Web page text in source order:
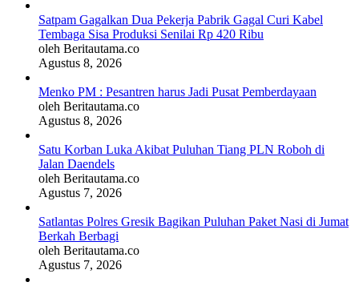
Satpam Gagalkan Dua Pekerja Pabrik Gagal Curi Kabel
Tembaga Sisa Produksi Senilai Rp 420 Ribu
oleh Beritautama.co
Agustus 8, 2026
Menko PM : Pesantren harus Jadi Pusat Pemberdayaan
oleh Beritautama.co
Agustus 8, 2026
Satu Korban Luka Akibat Puluhan Tiang PLN Roboh di
Jalan Daendels
oleh Beritautama.co
Agustus 7, 2026
Satlantas Polres Gresik Bagikan Puluhan Paket Nasi di Jumat
Berkah Berbagi
oleh Beritautama.co
Agustus 7, 2026